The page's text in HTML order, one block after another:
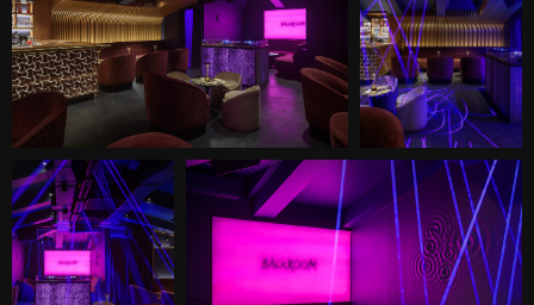
секретности и эксклюзивности, как
и темные оттенки, которые мы
выбрали для внутреннего
интерьера помещения,
отказавшись, однако, от полностью
черной цветовой гаммы: сине-
фиолетовые стены и фиолетовый
потолок, напоминающий звездное
небо.